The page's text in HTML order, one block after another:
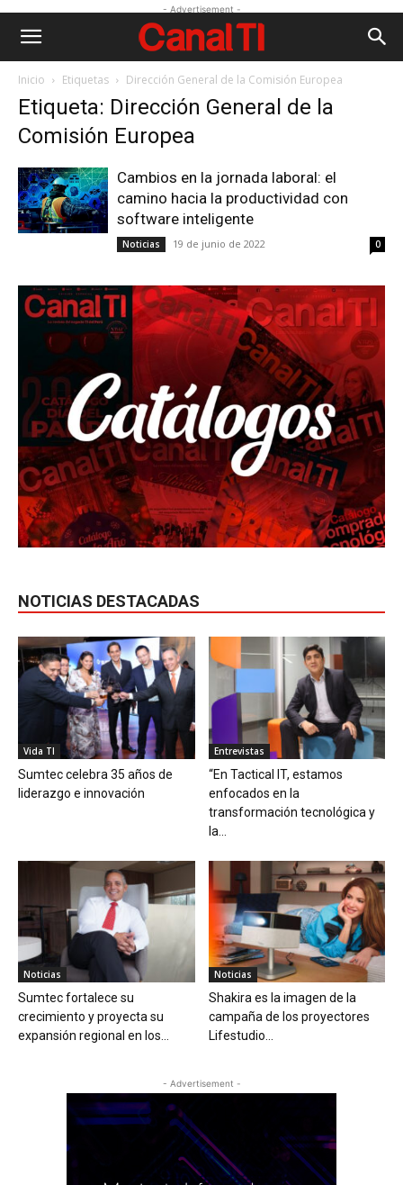
- Advertisement -
Inicio Etiquetas Dirección General de la Comisión Europea
Etiqueta: Dirección General de la
Comisión Europea
Cambios en la jornada laboral: el
camino hacia la productividad con
software inteligente
Noticias 19 de junio de 2022 0
NOTICIAS DESTACADAS
Vida TI
Sumtec celebra 35 años de
liderazgo e innovación
Entrevistas
“En Tactical IT, estamos
enfocados en la
transformación tecnológica y
la...
Noticias
Sumtec fortalece su
crecimiento y proyecta su
expansión regional en los...
Noticias
Shakira es la imagen de la
campaña de los proyectores
Lifestudio...
- Advertisement -